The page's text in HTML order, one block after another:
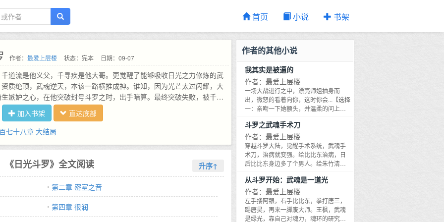
首页 小说 书架
作者： 最爱上层楼 状态：完本 日期：09-07
道流是他义父，千寻疾是他大哥。更觉醒了能够吸收日光之力修炼的武
质绝顶，武魂逆天，本该一路横推成神。谁知，因为光芒太过闪耀，大
嫉妒之心，在他突破封号斗罗之时，出手暗算。最终突破失败，被千寻
晃便是五年。这一日，伴随着一缕阳光照射进来，一名女子惊慌失措的
。这一日，他破笼而出，灭千寻疾，报仇雪恨。密室内，面对特殊状态
眼千寻疾的灵魂：我的好大哥，我会替你照顾好你的东儿的，哦，对
能郁郁就居人下，义父，可别怪我。面对宁荣荣妈妈：你不想宁风致出
轮巨日冉冉升起，照耀斗罗大陆，凡日过之处，谁人敢不服。…
加入书架
直达底部
七十八章 大结局
《日光斗罗》全文阅读 升序↑
第二章 密室之音
第四章 很润
作者的其他小说
我其实是被逼的
作者：最爱上层楼
一场大战进行之中，漂亮师姐抽身而
出，微怒的看着向你，这时你会...【选择
一：亲吻一下她额头，并温柔的问上一
情舒畅丸（玄级上品）】【选择二：亲
吻师姐玉唇一分钟。并温柔的问上一
句：师姐，你喜欢吗？完成奖励：精神
倍爽丹（玄级中品）】【选择三：拿出
一颗灵果‘黄瓜’慢慢的放在她娇嫩的小手
吗？完成奖励：升仙散（玄级下品）】
【选择四：稍稍惊讶说：师姐，你想干
嘛？我可是你的师弟啊。说完，继续加
入战斗，消灭来范敌人。完成奖励：特
级隐身符一张。】江流见此，身不由己
斗罗之武魂手术刀
作者：最爱上层楼
穿越斗罗大陆，觉醒手术系统，武魂手
术刀，治病就变强。给比比东治病，日
后比比东身边多了个男人。给朱竹清治
给千仞雪治病，日后千仞雪心中多了个
念念不忘的男人。给唐三治病，...糟糕..
这病有些难啊....古烨略微思考，决定给
唐三来个华丽的手术...咦..竟然一不小心
拿错了东西...古烨看着手中的某种物品，
从斗罗开始：武魂是一道光
作者：最爱上层楼
左手搂阿银，右手比比东，拳打唐三，
踢唐昊，再来一脚废大师。王枫，武魂
是绿光，靠自己对魂力，魂环的研究，